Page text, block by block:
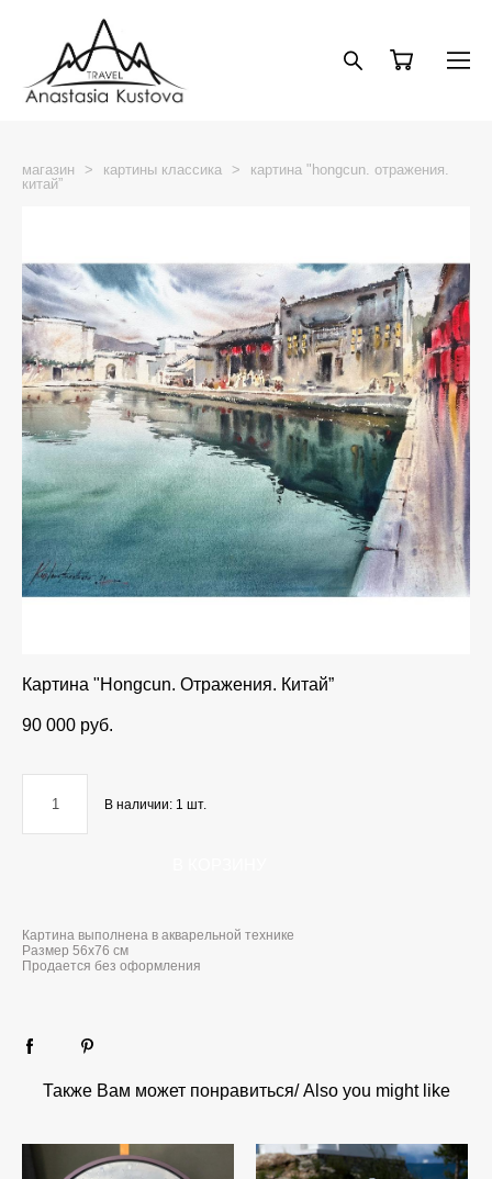
магазин > картины классика >
картина "hongcun. отражения.
китай”
Картина "Hongcun. Отражения. Китай”
90 000 pуб.
В наличии: 1 шт.
Картина выполнена в акварельной технике
Размер 56x76 см
Продается без оформления
Также Вам может понравиться/ Also you might like